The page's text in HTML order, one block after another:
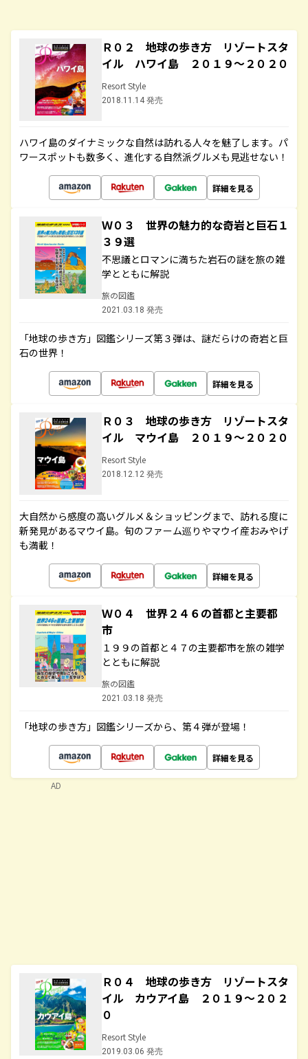
Ｒ０２ 地球の歩き方 リゾートスタ
イル ハワイ島 ２０１９～２０２０
Resort Style
2018.11.14 発売
ハワイ島のダイナミックな自然は訪れる人々を魅了します。パ
ワースポットも数多く、進化する自然派グルメも見逃せない！
詳細を見る
Ｗ０３ 世界の魅力的な奇岩と巨石１
３９選
不思議とロマンに満ちた岩石の謎を旅の雑
学とともに解説
旅の図鑑
2021.03.18 発売
「地球の歩き方」図鑑シリーズ第３弾は、謎だらけの奇岩と巨
石の世界！
詳細を見る
Ｒ０３ 地球の歩き方 リゾートスタ
イル マウイ島 ２０１９～２０２０
Resort Style
2018.12.12 発売
大自然から感度の高いグルメ＆ショッピングまで、訪れる度に
新発見があるマウイ島。旬のファーム巡りやマウイ産おみやげ
も満載！
詳細を見る
Ｗ０４ 世界２４６の首都と主要都
市
１９９の首都と４７の主要都市を旅の雑学
とともに解説
旅の図鑑
2021.03.18 発売
「地球の歩き方」図鑑シリーズから、第４弾が登場！
詳細を見る
Ｒ０４ 地球の歩き方 リゾートスタ
イル カウアイ島 ２０１９～２０２
０
Resort Style
2019.03.06 発売
AD